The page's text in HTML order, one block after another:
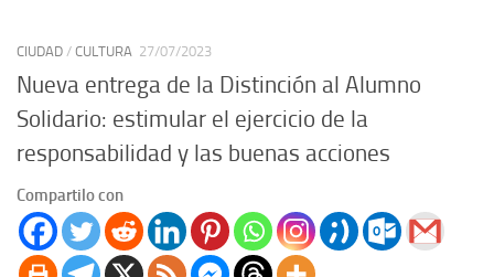
CIUDAD / CULTURA 27/07/2023
Nueva entrega de la Distinción al Alumno
Solidario: estimular el ejercicio de la
responsabilidad y las buenas acciones
Compartilo con